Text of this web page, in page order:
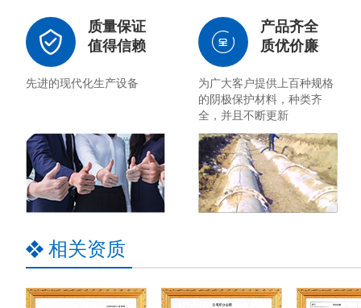
质量保证
值得信赖
先进的现代化生产设备
产品齐全
质优价廉
为广大客户提供上百种规格
的阴极保护材料，种类齐
全，并且不断更新
相关资质